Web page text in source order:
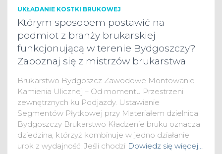
UKŁADANIE KOSTKI BRUKOWEJ
Którym sposobem postawić na
podmiot z branży brukarskiej
funkcjonującą w terenie Bydgoszczy?
Zapoznaj się z mistrzów brukarstwa
Brukarstwo Bydgoszcz Zawodowe Montowanie
Kamienia Ulicznej – Od momentu Przestrzeni
zewnętrznych ku Podjazdy. Ustawianie
Segmentów Płytkowej przy Materiałem dzielnica
Bydgoszczy Brukarstwo Kładzenie bruku oznacza
dziedzina, którzyż kombinuje w jedno działanie
urok z wydajność. Jeśli chodzi Dowiedz się więcej…